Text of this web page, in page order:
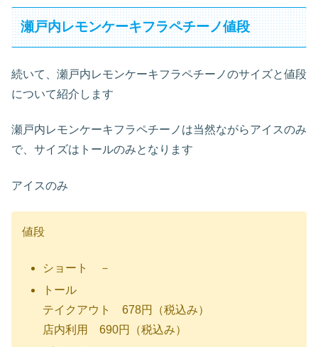
瀬戸内レモンケーキフラペチーノ値段
続いて、瀬戸内レモンケーキフラペチーノのサイズと値段
について紹介します
瀬戸内レモンケーキフラペチーノは当然ながらアイスのみ
で、サイズはトールのみとなります
アイスのみ
値段
ショート －
トール
テイクアウト 678円（税込み）
店内利用 690円（税込み）